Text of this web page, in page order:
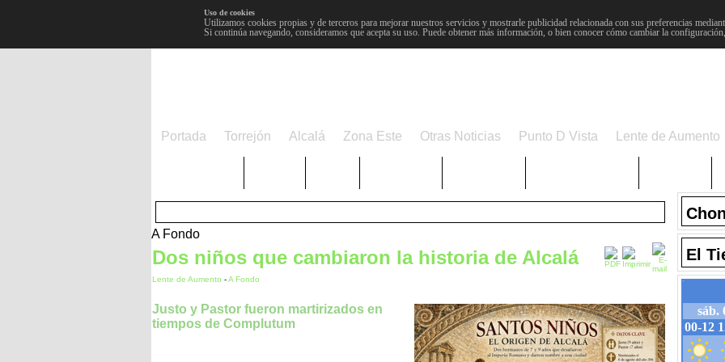
Uso de cookies
Utilizamos cookies propias y de terceros para mejorar nuestros servicios y mostrarle publicidad relacionada con sus preferencias
Si continúa navegando, consideramos que acepta su uso. Puede obtener más información, o bien conocer cómo cambiar la
Portada Torrejón Alcalá Zona Este Otras Noticias Punto D Vista Lente de Aumento
A Fondo
Dos niños que cambiaron la historia de Alcalá
Lente de Aumento -A Fondo
Justo y Pastor fueron martirizados en
tiempos de Complutum
El